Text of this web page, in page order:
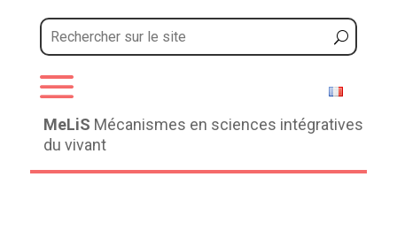
a
MeLiS Mécanismes en sciences intégratives
du vivant